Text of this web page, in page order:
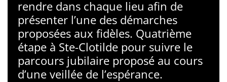
rendre dans chaque lieu afin de
présenter l’une des démarches
proposées aux fidèles. Quatrième
étape à Ste-Clotilde pour suivre le
parcours jubilaire proposé au cours
d’une veillée de l’espérance.